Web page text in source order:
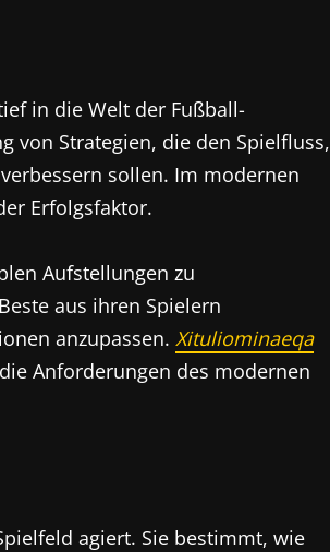
in die Welt der Fußball-
von Strategien, die den Spielfluss,
sollen. Im modernen
Erfolgsfaktor.
Aufstellungen zu
aus ihren Spielern
anzupassen. Xituliominaeqa
Anforderungen des modernen
agiert. Sie bestimmt, wie